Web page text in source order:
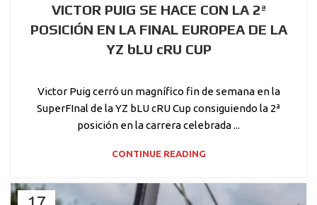
VICTOR PUIG SE HACE CON LA 2ª
POSICIÓN EN LA FINAL EUROPEA DE LA
YZ bLU cRU CUP
Victor Puig cerró un magnífico fin de semana en la
SuperFInal de la YZ bLU cRU Cup consiguiendo la 2ª
posición en la carrera celebrada ...
CONTINUE READING